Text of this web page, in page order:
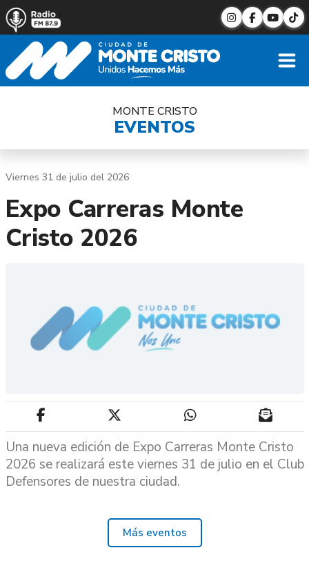
MONTE CRISTO
EVENTOS
Viernes 31 de julio del 2026
Expo Carreras Monte
Cristo 2026
Una nueva edición de Expo Carreras Monte Cristo
2026 se realizará este viernes 31 de julio en el Club
Defensores de nuestra ciudad.
Más eventos